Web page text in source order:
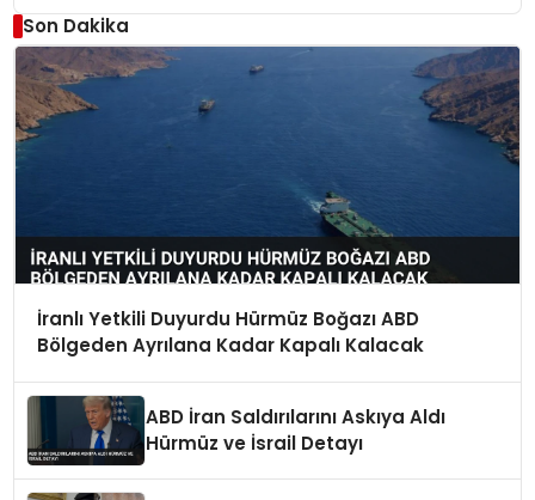
Son Dakika
İranlı Yetkili Duyurdu Hürmüz Boğazı ABD
Bölgeden Ayrılana Kadar Kapalı Kalacak
ABD İran Saldırılarını Askıya Aldı
Hürmüz ve İsrail Detayı